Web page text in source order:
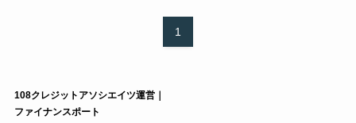
1
108クレジットアソシエイツ運営｜
ファイナンスポート